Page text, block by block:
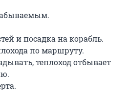
и посадка на корабль.
по маршруту.
теплоход отбывает